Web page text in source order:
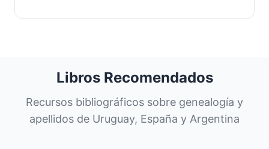
Libros Recomendados
Recursos bibliográficos sobre genealogía y
apellidos de Uruguay, España y Argentina